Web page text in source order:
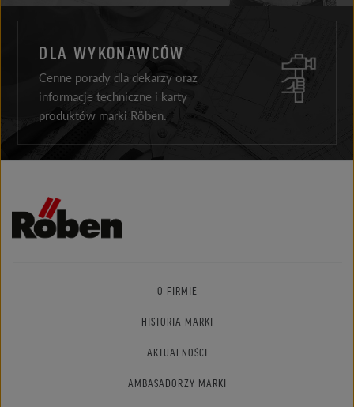
DLA WYKONAWCÓW
Cenne porady dla dekarzy oraz
informacje techniczne i karty
produktów marki Röben.
O FIRMIE
HISTORIA MARKI
AKTUALNOŚCI
AMBASADORZY MARKI